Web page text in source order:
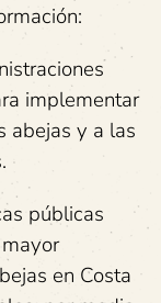
implementar
abejas y a las
públicas
en Costa